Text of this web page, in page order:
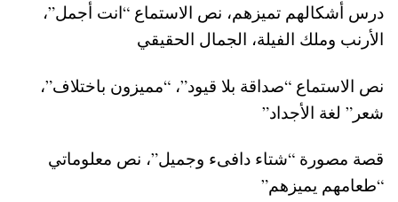
درس أشكالهم تميزهم، نص الاستماع “انت أجمل”،
الأرنب وملك الفيلة، الجمال الحقيقي
نص الاستماع “صداقة بلا قيود”، “مميزون باختلاف”،
شعر” لغة الأجداد”
قصة مصورة “شتاء دافىء وجميل”، نص معلوماتي
“طعامهم يميزهم”